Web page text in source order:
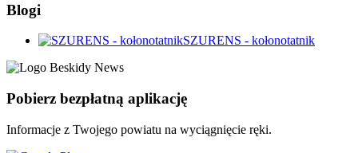
Blogi
SZURENS - kołonotatnik
Pobierz bezpłatną aplikację
Informacje z Twojego powiatu na wyciągnięcie ręki.